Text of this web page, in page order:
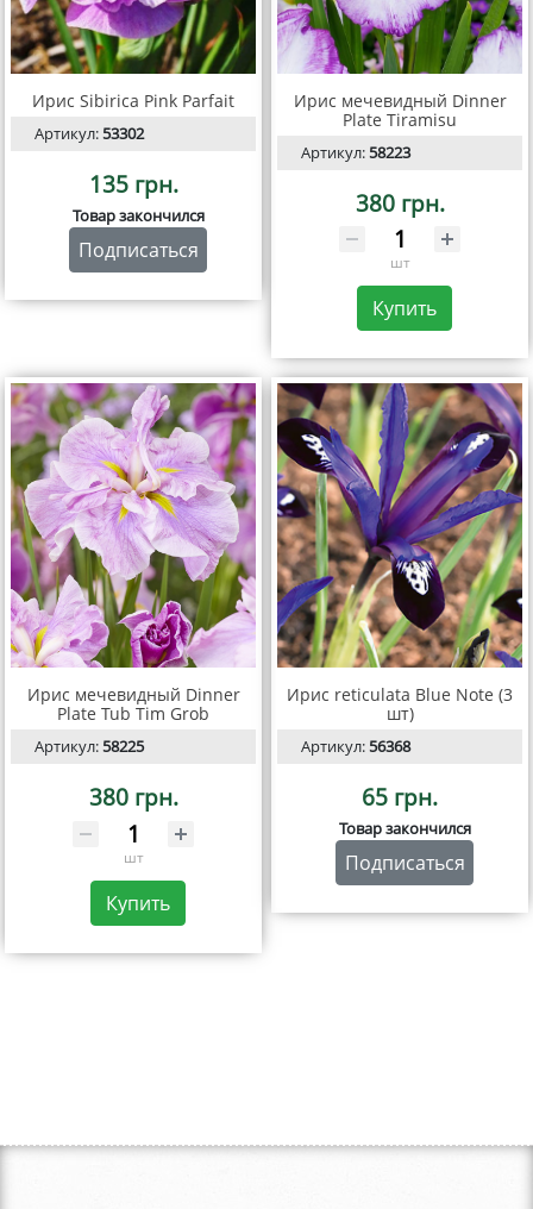
Ирис Sibirica Pink Parfait
Артикул:53302
135 грн.
Товар закончился
Подписаться
Ирис мечевидный Dinner
Plate Tiramisu
Артикул:58223
380 грн.
шт
Купить
Ирис мечевидный Dinner
Plate Tub Tim Grob
Артикул:58225
380 грн.
шт
Купить
Ирис reticulata Blue Note (3
шт)
Артикул:56368
65 грн.
Товар закончился
Подписаться